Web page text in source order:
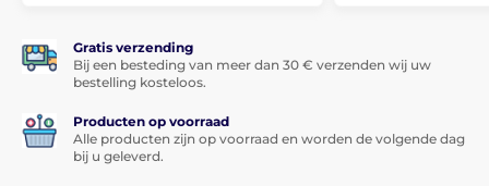
circa 2 - 3 minuten over het display, waardoor
extra uithardt, zodat het glas perfect op het display
Gratis verzending
Bij een besteding van meer dan 30 € verzenden wij uw
bestelling kosteloos.
Producten op voorraad
Alle producten zijn op voorraad en worden de volgende dag
bij u geleverd.